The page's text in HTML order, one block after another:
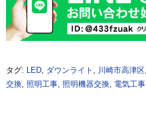
タグ: LED ダウンライト 川崎市高津区
交換 照明工事 照明機器交換 電気工事